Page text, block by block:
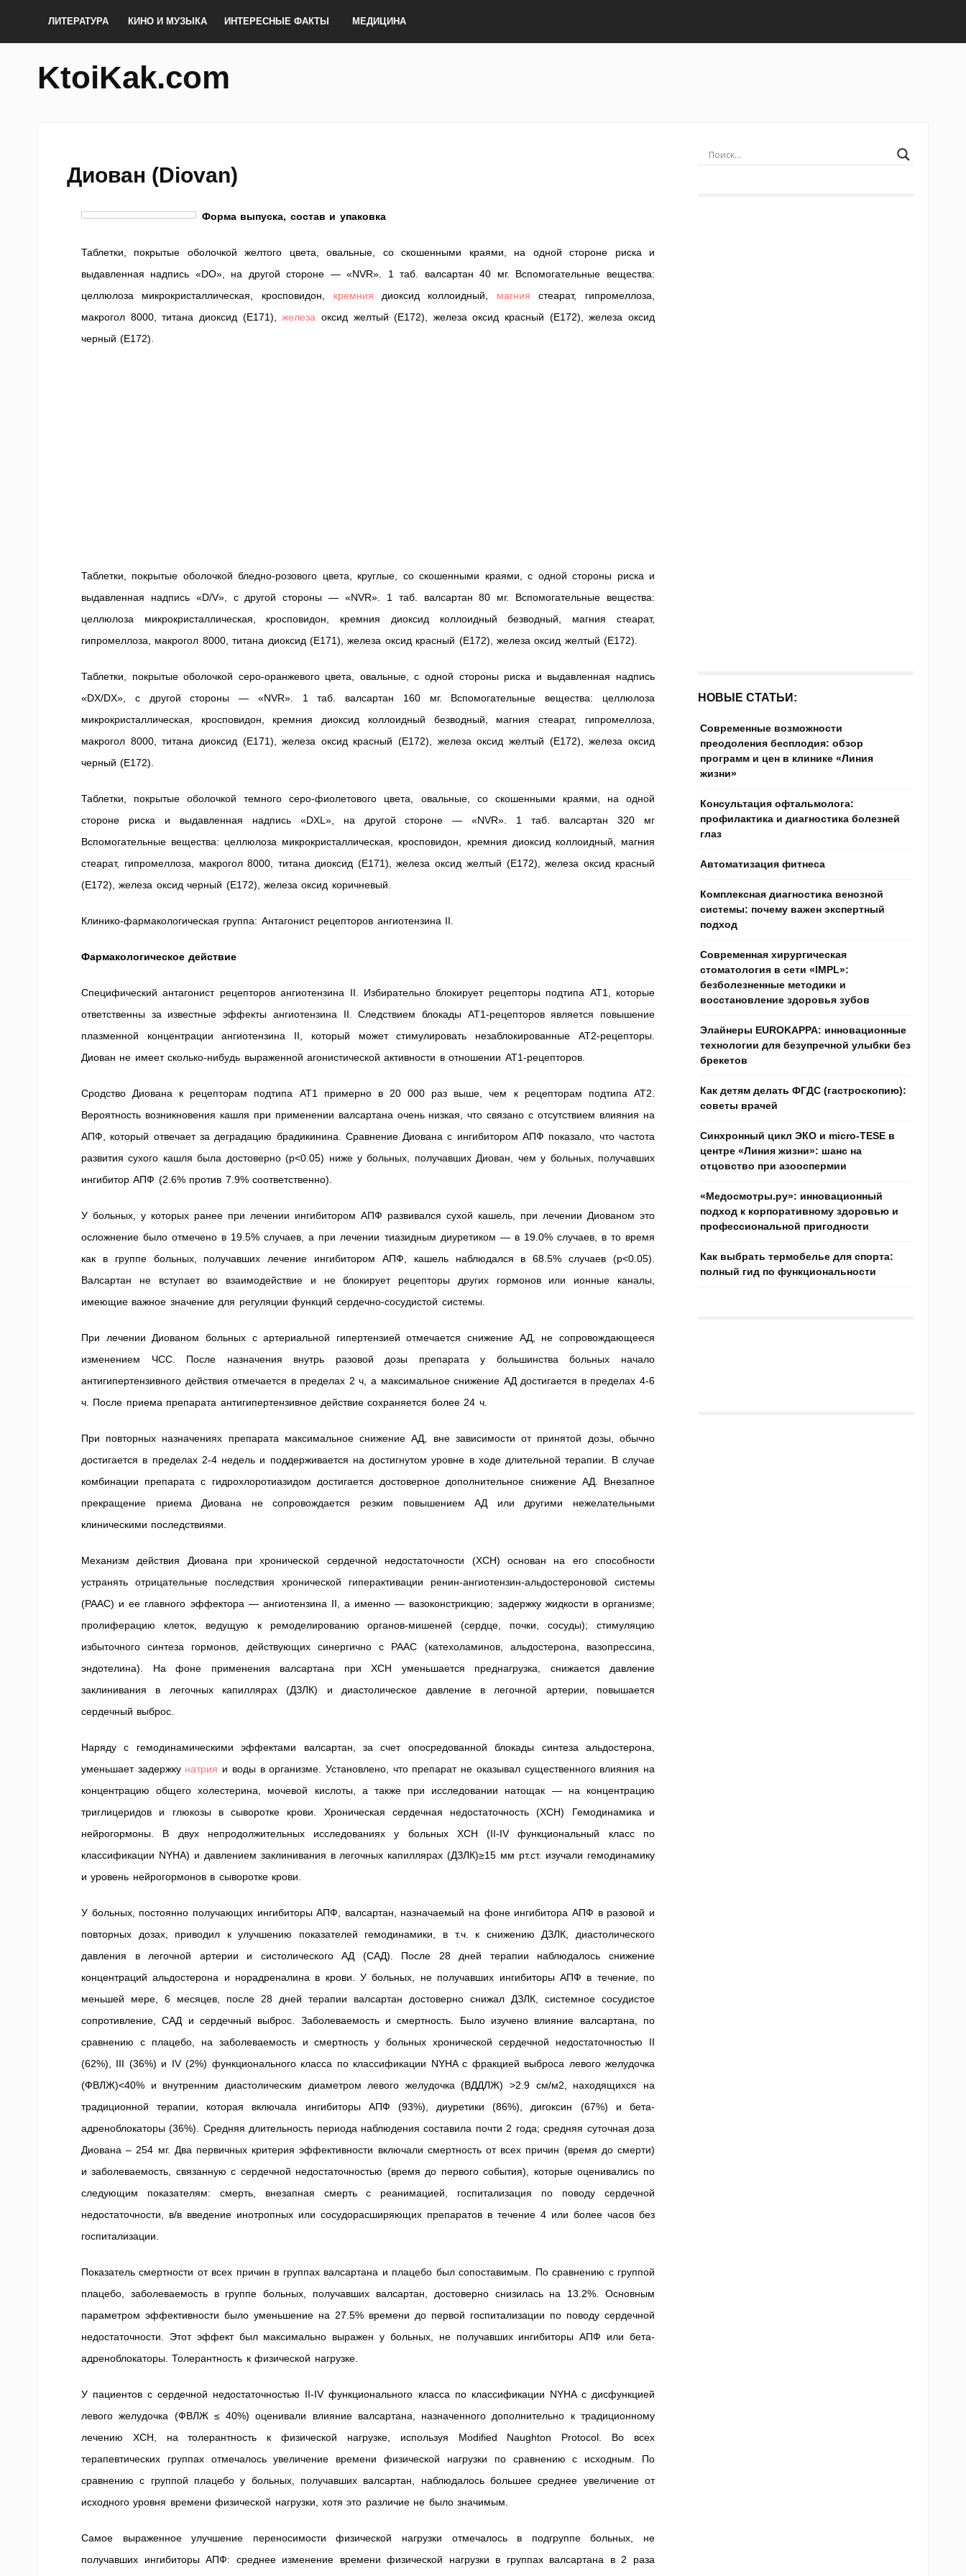
ЛИТЕРАТУРА КИНО И МУЗЫКА ИНТЕРЕСНЫЕ ФАКТЫ МЕДИЦИНА
KtoiKak.com
Диован (Diovan)
Форма выпуска, состав и упаковка
Таблетки, покрытые оболочкой желтого цвета, овальные, со скошенными краями, на одной стороне риска и
выдавленная надпись «DO», на другой стороне — «NVR». 1 таб. валсартан 40 мг. Вспомогательные вещества:
целлюлоза микрокристаллическая, кросповидон, кремния диоксид коллоидный, магния стеарат, гипромеллоза,
макрогол 8000, титана диоксид (Е171),железа оксид желтый (Е172), железа оксид красный (Е172), железа оксид
черный (Е172).
Таблетки, покрытые оболочкой бледно-розового цвета, круглые, со скошенными краями, с одной стороны риска и
выдавленная надпись «D/V», с другой стороны — «NVR». 1 таб. валсартан 80 мг. Вспомогательные вещества:
целлюлоза микрокристаллическая, кросповидон, кремния диоксид коллоидный безводный, магния стеарат,
гипромеллоза, макрогол 8000, титана диоксид (Е171), железа оксид красный (Е172), железа оксид желтый (Е172).
Таблетки, покрытые оболочкой серо-оранжевого цвета, овальные, с одной стороны риска и выдавленная надпись
«DX/DX», с другой стороны — «NVR». 1 таб. валсартан 160 мг. Вспомогательные вещества: целлюлоза
микрокристаллическая, кросповидон, кремния диоксид коллоидный безводный, магния стеарат, гипромеллоза,
макрогол 8000, титана диоксид (Е171), железа оксид красный (Е172), железа оксид желтый (Е172), железа оксид
черный (Е172).
Таблетки, покрытые оболочкой темного серо-фиолетового цвета, овальные, со скошенными краями, на одной
стороне риска и выдавленная надпись «DXL», на другой стороне — «NVR». 1 таб. валсартан 320 мг
Вспомогательные вещества: целлюлоза микрокристаллическая, кросповидон, кремния диоксид коллоидный, магния
стеарат, гипромеллоза, макрогол 8000, титана диоксид (Е171), железа оксид желтый (Е172), железа оксид красный
(Е172), железа оксид черный (Е172), железа оксид коричневый.
Клинико-фармакологическая группа: Антагонист рецепторов ангиотензина II.
Фармакологическое действие
Специфический антагонист рецепторов ангиотензина II. Избирательно блокирует рецепторы подтипа AT1, которые
ответственны за известные эффекты ангиотензина II. Следствием блокады AT1-рецепторов является повышение
плазменной концентрации ангиотензина II, который может стимулировать незаблокированные AT2-рецепторы.
Диован не имеет сколько-нибудь выраженной агонистической активности в отношении AT1-рецепторов.
Сродство Диована к рецепторам подтипа AT1 примерно в 20 000 раз выше, чем к рецепторам подтипа AT2.
Вероятность возникновения кашля при применении валсартана очень низкая, что связано с отсутствием влияния на
АПФ, который отвечает за деградацию брадикинина. Сравнение Диована с ингибитором АПФ показало, что частота
развития сухого кашля была достоверно (р<0.05) ниже у больных, получавших Диован, чем у больных, получавших
ингибитор АПФ (2.6% против 7.9% соответственно).
У больных, у которых ранее при лечении ингибитором АПФ развивался сухой кашель, при лечении Диованом это
осложнение было отмечено в 19.5% случаев, а при лечении тиазидным диуретиком — в 19.0% случаев, в то время
как в группе больных, получавших лечение ингибитором АПФ, кашель наблюдался в 68.5% случаев (р<0.05).
Валсартан не вступает во взаимодействие и не блокирует рецепторы других гормонов или ионные каналы,
имеющие важное значение для регуляции функций сердечно-сосудистой системы.
При лечении Диованом больных с артериальной гипертензией отмечается снижение АД, не сопровождающееся
изменением ЧСС. После назначения внутрь разовой дозы препарата у большинства больных начало
антигипертензивного действия отмечается в пределах 2 ч, а максимальное снижение АД достигается в пределах 4-6
ч. После приема препарата антигипертензивное действие сохраняется более 24 ч.
При повторных назначениях препарата максимальное снижение АД, вне зависимости от принятой дозы, обычно
достигается в пределах 2-4 недель и поддерживается на достигнутом уровне в ходе длительной терапии. В случае
комбинации препарата с гидрохлоротиазидом достигается достоверное дополнительное снижение АД. Внезапное
прекращение приема Диована не сопровождается резким повышением АД или другими нежелательными
клиническими последствиями.
Механизм действия Диована при хронической сердечной недостаточности (ХСН) основан на его способности
устранять отрицательные последствия хронической гиперактивации ренин-ангиотензин-альдостероновой системы
(РААС) и ее главного эффектора — ангиотензина II, а именно — вазоконстрикцию; задержку жидкости в организме;
пролиферацию клеток, ведущую к ремоделированию органов-мишеней (сердце, почки, сосуды); стимуляцию
избыточного синтеза гормонов, действующих синергично с РААС (катехоламинов, альдостерона, вазопрессина,
эндотелина). На фоне применения валсартана при ХСН уменьшается преднагрузка, снижается давление
заклинивания в легочных капиллярах (ДЗЛК) и диастолическое давление в легочной артерии, повышается
сердечный выброс.
Наряду с гемодинамическими эффектами валсартан, за счет опосредованной блокады синтеза альдостерона,
уменьшает задержку натрия и воды в организме. Установлено, что препарат не оказывал существенного влияния на
концентрацию общего холестерина, мочевой кислоты, а также при исследовании натощак — на концентрацию
триглицеридов и глюкозы в сыворотке крови. Хроническая сердечная недостаточность (ХСН) Гемодинамика и
нейрогормоны. В двух непродолжительных исследованиях у больных ХСН (II-IV функциональный класс по
классификации NYHA) и давлением заклинивания в легочных капиллярах (ДЗЛК)≥15 мм рт.ст. изучали гемодинамику
и уровень нейрогормонов в сыворотке крови.
У больных, постоянно получающих ингибиторы АПФ, валсартан, назначаемый на фоне ингибитора АПФ в разовой и
повторных дозах, приводил к улучшению показателей гемодинамики, в т.ч. к снижению ДЗЛК, диастолического
давления в легочной артерии и систолического АД (САД). После 28 дней терапии наблюдалось снижение
концентраций альдостерона и норадреналина в крови. У больных, не получавших ингибиторы АПФ в течение, по
меньшей мере, 6 месяцев, после 28 дней терапии валсартан достоверно снижал ДЗЛК, системное сосудистое
сопротивление, САД и сердечный выброс. Заболеваемость и смертность. Было изучено влияние валсартана, по
сравнению с плацебо, на заболеваемость и смертность у больных хронической сердечной недостаточностью II
(62%), III (36%) и IV (2%) функционального класса по классификации NYHA с фракцией выброса левого желудочка
(ФВЛЖ)<40% и внутренним диастолическим диаметром левого желудочка (ВДДЛЖ) >2.9 см/м2, находящихся на
традиционной терапии, которая включала ингибиторы АПФ (93%), диуретики (86%), дигоксин (67%) и бета-
адреноблокаторы (36%). Средняя длительность периода наблюдения составила почти 2 года; средняя суточная доза
Диована – 254 мг. Два первичных критерия эффективности включали смертность от всех причин (время до смерти)
и заболеваемость, связанную с сердечной недостаточностью (время до первого события), которые оценивались по
следующим показателям: смерть, внезапная смерть с реанимацией, госпитализация по поводу сердечной
недостаточности, в/в введение инотропных или сосудорасширяющих препаратов в течение 4 или более часов без
госпитализации.
Показатель смертности от всех причин в группах валсартана и плацебо был сопоставимым. По сравнению с группой
плацебо, заболеваемость в группе больных, получавших валсартан, достоверно снизилась на 13.2%. Основным
параметром эффективности было уменьшение на 27.5% времени до первой госпитализации по поводу сердечной
недостаточности. Этот эффект был максимально выражен у больных, не получавших ингибиторы АПФ или бета-
адреноблокаторы. Толерантность к физической нагрузке.
У пациентов с сердечной недостаточностью II-IV функционального класса по классификации NYHA с дисфункцией
левого желудочка (ФВЛЖ ≤ 40%) оценивали влияние валсартана, назначенного дополнительно к традиционному
лечению ХСН, на толерантность к физической нагрузке, используя Modified Naughton Protocol. Во всех
терапевтических группах отмечалось увеличение времени физической нагрузки по сравнению с исходным. По
сравнению с группой плацебо у больных, получавших валсартан, наблюдалось большее среднее увеличение от
исходного уровня времени физической нагрузки, хотя это различие не было значимым.
Самое выраженное улучшение переносимости физической нагрузки отмечалось в подгруппе больных, не
получавших ингибиторы АПФ: среднее изменение времени физической нагрузки в группах валсартана в 2 раза
НОВЫЕ СТАТЬИ:
Современные возможности
преодоления бесплодия: обзор
программ и цен в клинике «Линия
жизни»
Консультация офтальмолога:
профилактика и диагностика болезней
глаз
Автоматизация фитнеса
Комплексная диагностика венозной
системы: почему важен экспертный
подход
Современная хирургическая
стоматология в сети «IMPL»:
безболезненные методики и
восстановление здоровья зубов
Элайнеры EUROKAPPA: инновационные
технологии для безупречной улыбки без
брекетов
Как детям делать ФГДС (гастроскопию):
советы врачей
Синхронный цикл ЭКО и micro-TESE в
центре «Линия жизни»: шанс на
отцовство при азооспермии
«Медосмотры.ру»: инновационный
подход к корпоративному здоровью и
профессиональной пригодности
Как выбрать термобелье для спорта:
полный гид по функциональности